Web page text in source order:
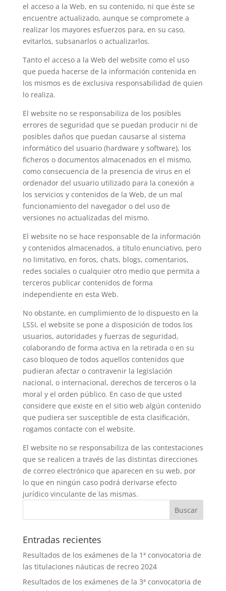
el acceso a la Web, en su contenido, ni que éste se
encuentre actualizado, aunque se compromete a
realizar los mayores esfuerzos para, en su caso,
evitarlos, subsanarlos o actualizarlos.
Tanto el acceso a la Web del website como el uso
que pueda hacerse de la información contenida en
los mismos es de exclusiva responsabilidad de quien
lo realiza.
El website no se responsabiliza de los posibles
errores de seguridad que se puedan producir ni de
posibles daños que puedan causarse al sistema
informático del usuario (hardware y software), los
ficheros o documentos almacenados en el mismo,
como consecuencia de la presencia de virus en el
ordenador del usuario utilizado para la conexión a
los servicios y contenidos de la Web, de un mal
funcionamiento del navegador o del uso de
versiones no actualizadas del mismo.
El website no se hace responsable de la información
y contenidos almacenados, a título enunciativo, pero
no limitativo, en foros, chats, blogs, comentarios,
redes sociales o cualquier otro medio que permita a
terceros publicar contenidos de forma
independiente en esta Web.
No obstante, en cumplimiento de lo dispuesto en la
LSSI, el website se pone a disposición de todos los
usuarios, autoridades y fuerzas de seguridad,
colaborando de forma activa en la retirada o en su
caso bloqueo de todos aquellos contenidos que
pudieran afectar o contravenir la legislación
nacional, o internacional, derechos de terceros o la
moral y el orden público. En caso de que usted
considere que existe en el sitio web algún contenido
que pudiera ser susceptible de esta clasificación,
rogamos contacte con el website.
El website no se responsabiliza de las contestaciones
que se realicen a través de las distintas direcciones
de correo electrónico que aparecen en su web, por
lo que en ningún caso podrá derivarse efecto
jurídico vinculante de las mismas.
Entradas recientes
Resultados de los exámenes de la 1ª convocatoria de
las titulaciones náuticas de recreo 2024
Resultados de los exámenes de la 3ª convocatoria de